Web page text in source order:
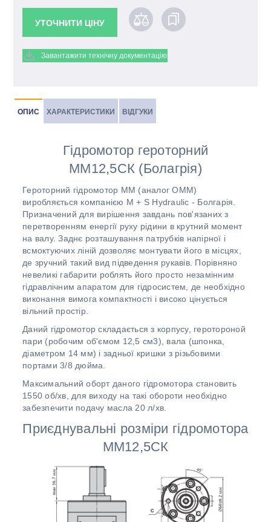
УТОЧНИТИ ЦІНУ
Завантажити технічну документацію
ОПИС ХАРАКТЕРИСТИКИ ВІДГУКИ
Гідромотор героторний
MM12,5СК (Болагрія)
Героторний гідромотор ММ (аналог OMM)
виробляється компанією M + S Hydraulic - Болгарія.
Призначений для вирішення завдань пов'язаних з
перетворенням енергії руху рідини в крутний момент
на валу. Заднє розташування патрубків напірної і
всмоктуючих ліній дозволяє монтувати його в місцях,
де зручний такий вид підведення рукавів. Порівняно
невеликі габарити роблять його просто незамінним
гідравлічним апаратом для гідросистем, де необхідно
виконання вимога компактності і високо цінується
вільний простір.
Даний гідромотор складається з корпусу, геротороной
пари (робочим об'ємом 12,5 см3), вала (шпонка,
діаметром 14 мм) і задньої кришки з різьбовими
портами 3/8 дюйма.
Максимальний оборт даного гідромотора становить
1550 об/хв, для виходу на такі обороти необхідно
забезпечити подачу масла 20 л/хв.
Приєднувальні розміри гідромотора
MM12,5СК